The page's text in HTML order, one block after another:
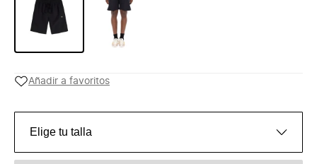
Añadir a favoritos
Elige tu talla